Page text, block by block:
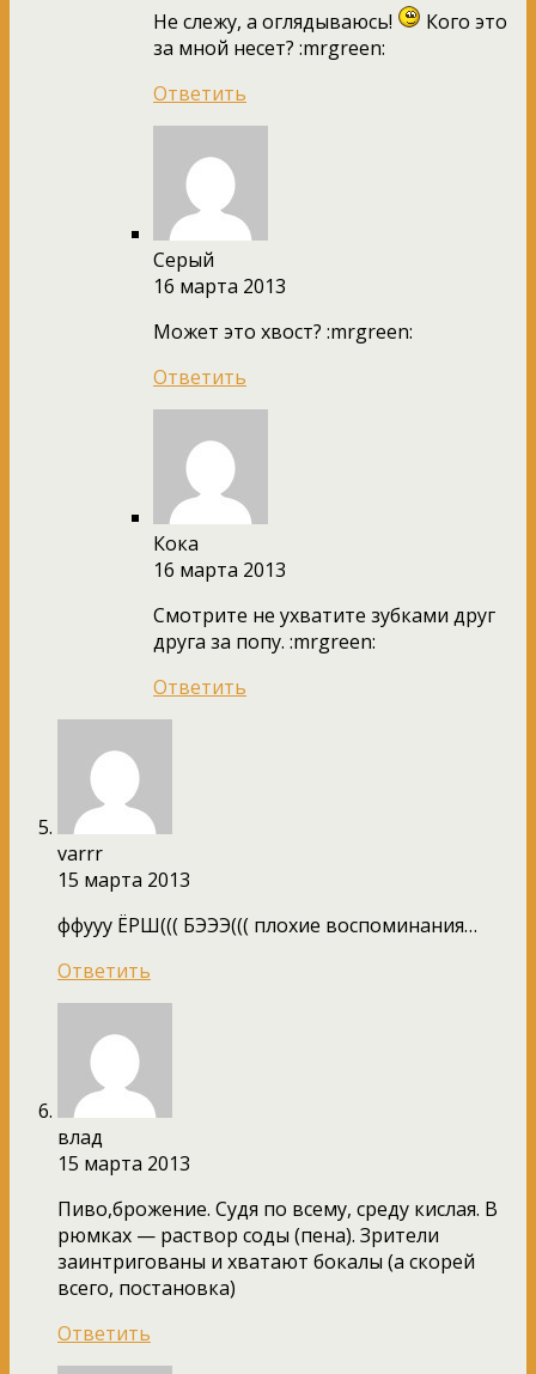
Не слежу, а оглядываюсь!
Кого это
за мной несет? :mrgreen:
Ответить
Серый
16 марта 2013
Может это хвост? :mrgreen:
Ответить
Кока
16 марта 2013
Смотрите не ухватите зубками друг
друга за попу. :mrgreen:
Ответить
varrr
15 марта 2013
ффууу ЁРШ((( БЭЭЭ((( плохие воспоминания…
Ответить
влад
15 марта 2013
Пиво,брожение. Судя по всему, среду кислая. В
рюмках — раствор соды (пена). Зрители
заинтригованы и хватают бокалы (а скорей
всего, постановка)
Ответить